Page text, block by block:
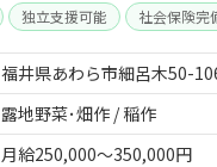
独立支援可能 社会保険完
福井県あわら市細呂木50-
露地野菜･畑作 / 稲作
月給250,000～350,000円